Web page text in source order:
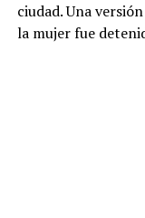
ciudad. Una
la mujer fue